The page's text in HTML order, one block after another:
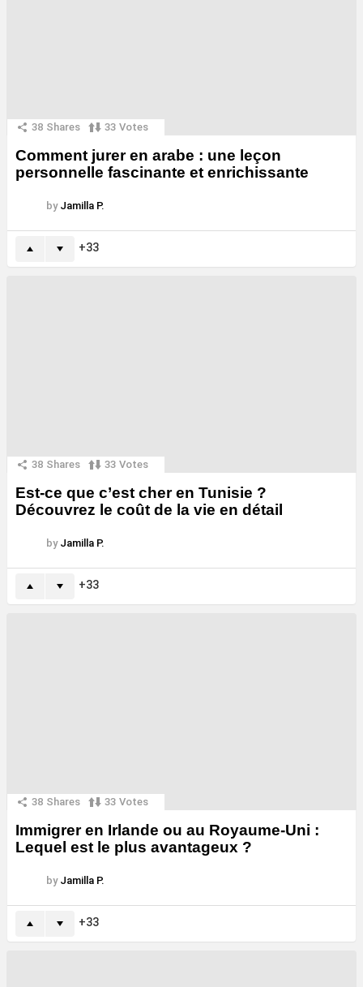
38 Shares 33 Votes
Comment jurer en arabe : une leçon
personnelle fascinante et enrichissante
by Jamilla P.
33
38 Shares 33 Votes
Est-ce que c’est cher en Tunisie ?
Découvrez le coût de la vie en détail
by Jamilla P.
33
38 Shares 33 Votes
Immigrer en Irlande ou au Royaume-Uni :
Lequel est le plus avantageux ?
by Jamilla P.
33